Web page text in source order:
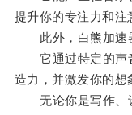
提升你的专注力和注
此外，白熊加速器
它通过特定的声音
造力，并激发你的想
无论你是写作、